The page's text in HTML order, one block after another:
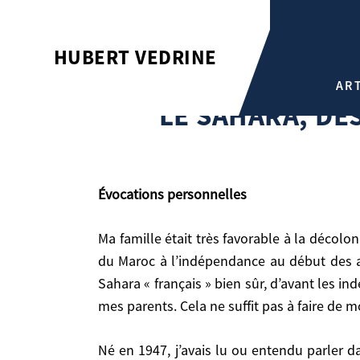
HUBERT VEDRINE
LE SAHARA,
Évocations personnelles
Ma famille était très favorable à la décolonisation et mon père a joué un rôle discret mais très important dans le processus pacifique d’accession
du Maroc à l’indépendance au début
Sahara « français » bien sûr, d’avant les
mes parents. Cela ne suffit pas à faire de
Né en 1947, j’avais lu ou entendu parler dans ma famille du livre de Pierre Benoît, « Atlantide » (1919), de « l’Escadron Blanc » de Joseph Peyré
LE SAHARA, DES PISTES
Évocationspersonnelles